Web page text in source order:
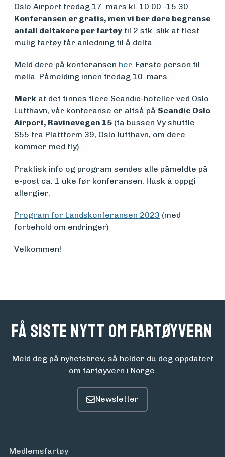
vedlikehold
og drift
Om
Aktuelt
Arrangementer
Oslo Airport fredag 17. mars kl. 10.00 -15.30.
Konferansen er gratis, men vi ber dere begrense
antall deltakere per fartøy til 2 stk. slik at flest
mulig fartøy får anledning til å delta.
Meld dere på konferansen her. Første person til
mølla. Påmelding innen fredag 10. mars.
Merk at det finnes flere Scandic-hoteller ved Oslo
Lufthavn, vår konferanse er altså på Scandic Oslo
Airport, Ravinevegen 15 (ta bussen Vy shuttle
S55 fra Plattform 39, Oslo lufthavn, om dere
kommer med fly).
Praktisk info og program sendes alle påmeldte på
e-post ca. 1 uke før konferansen. Husk å oppgi
allergier.
Program for Landskonferansen 2023 (med
forbehold om endringer)
Velkommen!
Få siste nytt om fartøyvern
Meld deg på nyhetsbrev, så holder du deg oppdatert
om fartøyvern i Norge.
Medlemsfartøy